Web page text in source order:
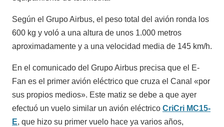
Según el Grupo Airbus, el peso total del avión ronda los
600 kg y voló a una altura de unos 1.000 metros
aproximadamente y a una velocidad media de 145 km/h.
En el comunicado del Grupo Airbus precisa que el E-
Fan es el primer avión eléctrico que cruza el Canal «por
sus propios medios». Este matiz se debe a que ayer
efectuó un vuelo similar un avión eléctrico CriCri MC15-
E, que hizo su primer vuelo hace ya varios años,